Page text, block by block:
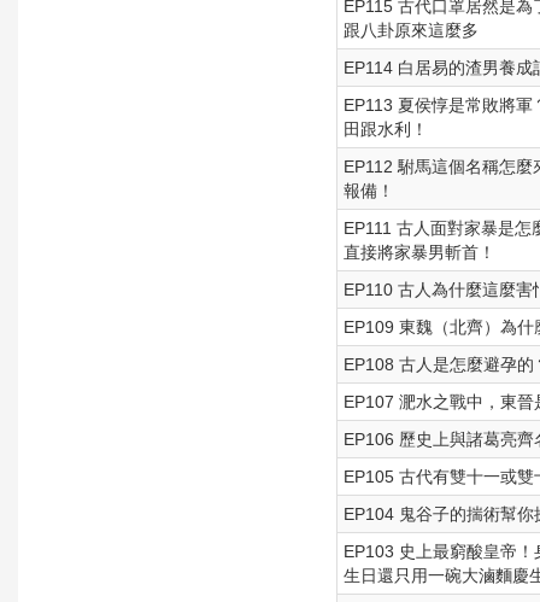
EP115 古代口罩居然是
跟八卦原來這麼多
EP114 白居易的渣男養成
EP113 夏侯惇是常敗將
田跟水利！
EP112 駙馬這個名稱怎
報備！
EP111 古人面對家暴是
直接將家暴男斬首！
EP110 古人為什麼這麼
EP109 東魏（北齊）為
EP108 古人是怎麼避孕
EP107 淝水之戰中，東
EP106 歷史上與諸葛亮
EP105 古代有雙十一或
EP104 鬼谷子的揣術幫
EP103 史上最窮酸皇帝
生日還只用一碗大滷麵慶